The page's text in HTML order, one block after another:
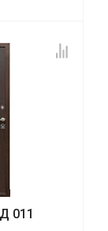
011